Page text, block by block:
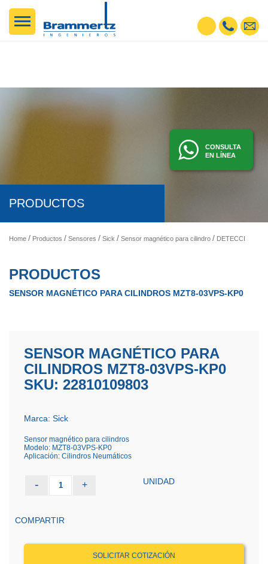
CONSULTA
EN LÍNEA
PRODUCTOS
Home Productos Sensores Sick Sensor magnético para cilindro DETECCIÓN Y PRESENCIA - SENSORES FOTOELÉCTRICOS, INDUCTIVOS, ETC
PRODUCTOS
SENSOR MAGNÉTICO PARA CILINDROS MZT8-03VPS-KP0
SENSOR MAGNÉTICO PARA
CILINDROS MZT8-03VPS-KP0
SKU: 22810109803
Marca: Sick
Sensor magnético para cilindros
Modelo: MZT8-03VPS-KP0
Aplicación: Cilindros Neumáticos
- 1 + UNIDAD
COMPARTIR
SOLICITAR COTIZACIÓN